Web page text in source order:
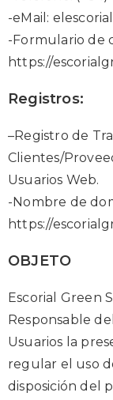
-eMail:
-Formulario de
https://
Registros:
–Registro de
Clientes/
Usuarios Web.
-Nombre de
https://
OBJETO
Escorial Green
Responsable
Usuarios la
regular el uso
disposición del